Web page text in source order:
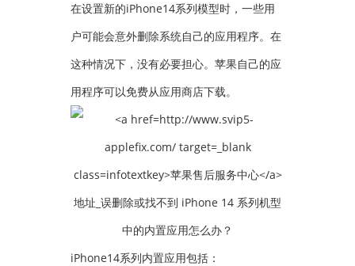
在设置新的iPhone14系列模型时，一些用
户可能会意外删除系统自己的应用程序。在
这种情况下，没有必要担心。苹果自己的应
用程序可以免费从应用商店下载。
iPhone14系列内置应用包括：